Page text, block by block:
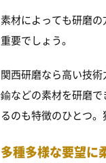
素材によっても研磨
重要でしょう。
関西研磨なら高い技
鍮などの素材を研磨
るのも特徴のひとつ
多種多様な要望に